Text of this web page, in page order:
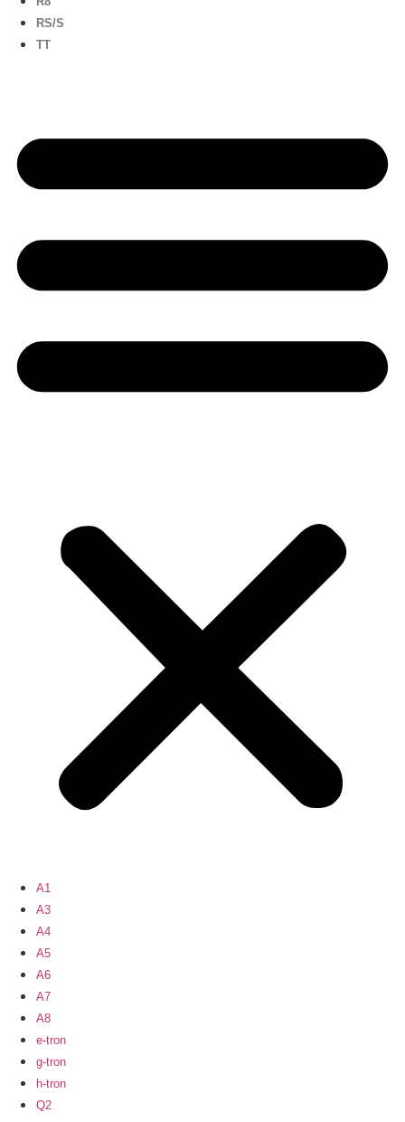
RS/S
TT
A1
A3
A4
A5
A6
A7
A8
e-tron
g-tron
h-tron
Q2